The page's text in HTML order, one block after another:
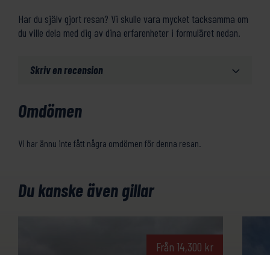
Har du själv gjort resan? Vi skulle vara mycket tacksamma om
du ville dela med dig av dina erfarenheter i formuläret nedan.
Skriv en recension
Omdömen
Vi har ännu inte fått några omdömen för denna resan.
Du kanske även gillar
Från 14,300 kr